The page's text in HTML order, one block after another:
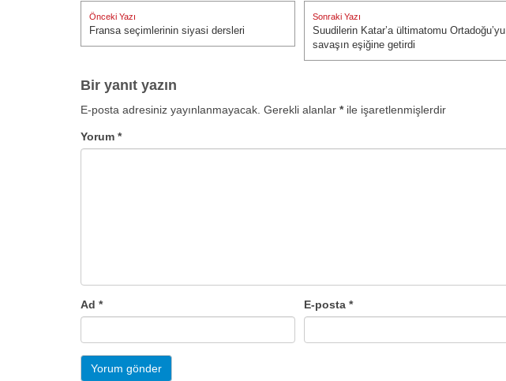
Yazı
gezinmesi
Önceki Yazı
Önceki Yazı:
Fransa seçimlerinin siyasi dersleri
Sonraki Yazı
Sonraki Yazı:
Suudilerin Katar’a ültimatomu Ortadoğu’yu
savaşın eşiğine getirdi
Bir yanıt yazın
E-posta adresiniz yayınlanmayacak. Gerekli alanlar *ile işaretlenmişlerdir
Yorum *
Ad * E-posta*